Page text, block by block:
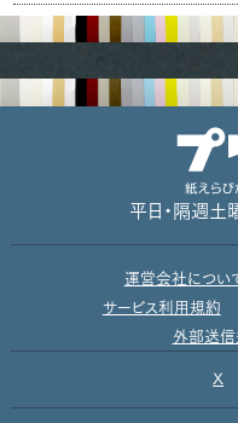
平日・隔週土
運営会社につい
サービス利用規約
外部送信
X